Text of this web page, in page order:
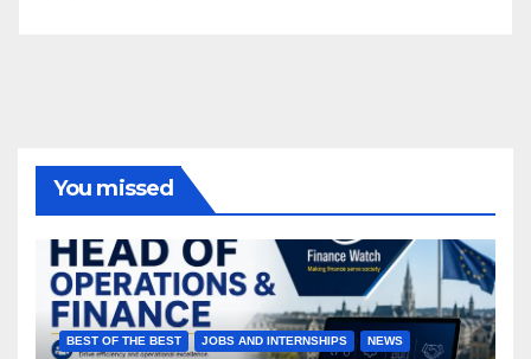
You missed
BEST OF THE BEST JOBS AND INTERNSHIPS NEWS